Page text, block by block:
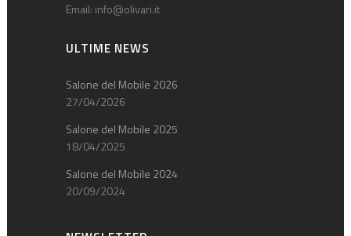
Email: info@olivari.it
ULTIME NEWS
Salone del Mobile 2026
27/04/2026
Salone del Mobile 2025
18/04/2025
Salone del Mobile 2024
20/09/2024